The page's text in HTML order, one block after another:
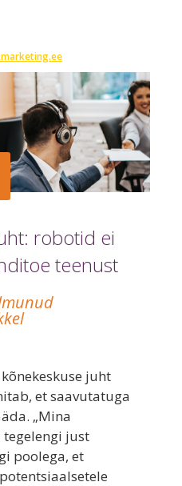
robotid ei
teenust
juht
et saavutatuga
„Mina
tegelengi just
poolega, et